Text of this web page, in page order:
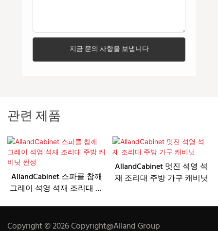
지금 문의 사항을 보냅니다
관련 제품
AllandCabinet 스파클 참깨
그레이 석영 석재 조리대 주
AllandCabinet 멋진 석영 석
재 조리대 주방 가구 캐비닛
Copyright © 2026 Copyright@Alland Group